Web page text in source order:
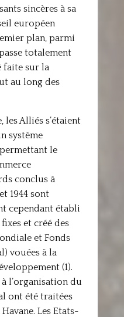
sincères à sa
européen
plan, parmi
totalement
faite sur la
au long des
les Alliés s’étaient
système
le
conclus à
1944 sont
cependant établi
et créé des
et Fonds
vouées à la
(1).
l’organisation du
ont été traitées
Les Etats-